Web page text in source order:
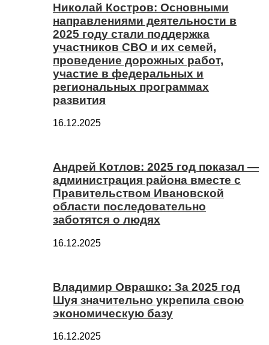
Николай Костров: Основными
направлениями деятельности в
2025 году стали поддержка
участников СВО и их семей,
проведение дорожных работ,
участие в федеральных и
региональных программах
развития
16.12.2025
Андрей Котлов: 2025 год показал —
администрация района вместе с
Правительством Ивановской
области последовательно
заботятся о людях
16.12.2025
Владимир Оврашко: За 2025 год
Шуя значительно укрепила свою
экономическую базу
16.12.2025